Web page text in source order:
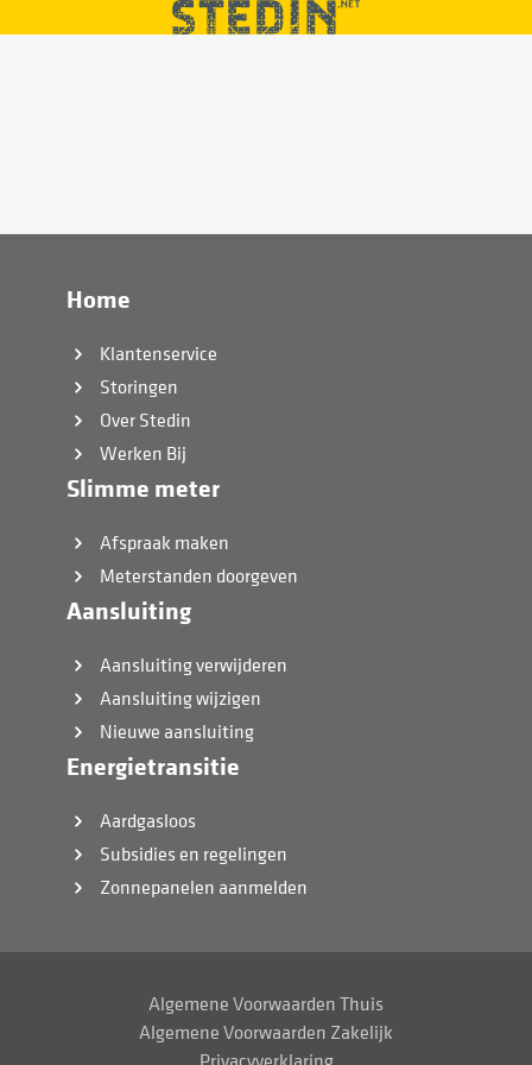
Home
Klantenservice
Storingen
Over Stedin
Werken Bij
Slimme meter
Afspraak maken
Meterstanden doorgeven
Aansluiting
Aansluiting verwijderen
Aansluiting wijzigen
Nieuwe aansluiting
Energietransitie
Aardgasloos
Subsidies en regelingen
Zonnepanelen aanmelden
Algemene Voorwaarden Thuis
Algemene Voorwaarden Zakelijk